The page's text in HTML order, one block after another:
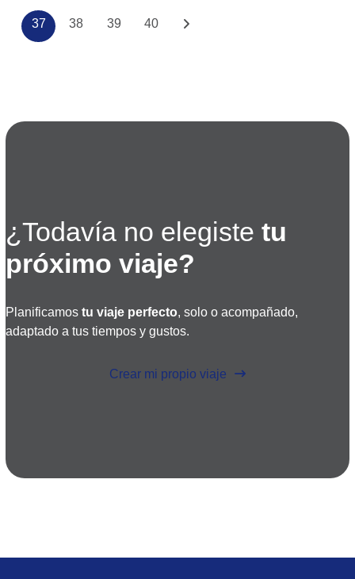
37 38 39 40
¿Todavía no elegistetu
próximo viaje?
Planificamostu viaje perfecto, solo o acompañado,
adaptado a tus tiempos y gustos.
Crear mi propio viaje